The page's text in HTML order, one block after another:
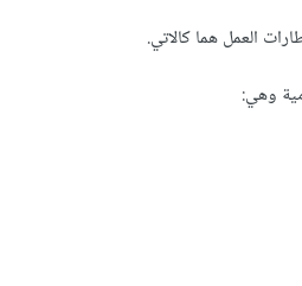
العمل هما كالاتي.
وهي: